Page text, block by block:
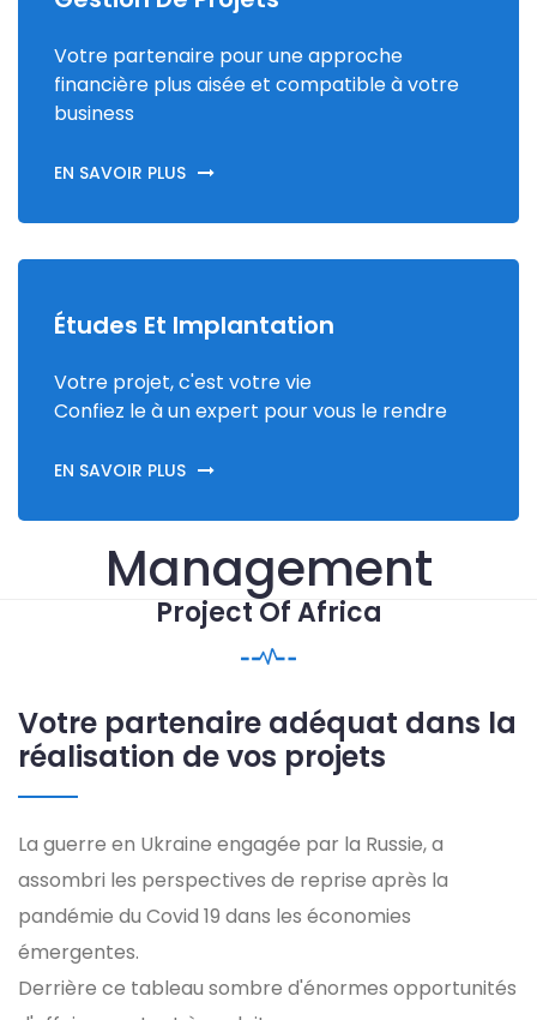
Votre partenaire pour une approche
financière plus aisée et compatible à votre
business
EN SAVOIR PLUS
Études Et Implantation
Votre projet, c'est votre vie
Confiez le à un expert pour vous le rendre
EN SAVOIR PLUS
Management
Project Of Africa
Votre partenaire adéquat dans la
réalisation de vos projets
La guerre en Ukraine engagée par la Russie, a
assombri les perspectives de reprise après la
pandémie du Covid 19 dans les économies
émergentes.
Derrière ce tableau sombre d'énormes opportunités